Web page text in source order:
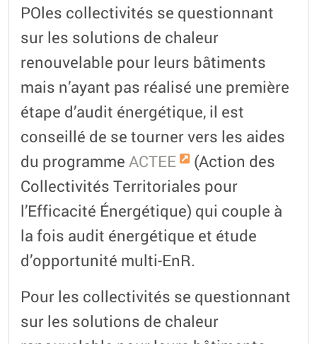
POles collectivités se questionnant
sur les solutions de chaleur
renouvelable pour leurs bâtiments
mais n’ayant pas réalisé une première
étape d’audit énergétique, il est
conseillé de se tourner vers les aides
du programme ACTEE
(Action des
Collectivités Territoriales pour
l’Efficacité Énergétique) qui couple à
la fois audit énergétique et étude
d’opportunité multi-EnR.
Pour les collectivités se questionnant
sur les solutions de chaleur